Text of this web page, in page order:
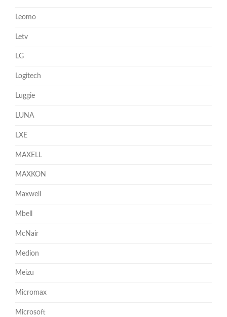
Leomo
Letv
LG
Logitech
Luggie
LUNA
LXE
MAXELL
MAXKON
Maxwell
Mbell
McNair
Medion
Meizu
Micromax
Microsoft